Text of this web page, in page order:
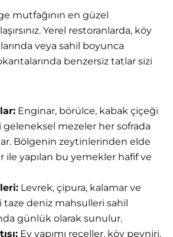
mutfağının en güzel
Yerel restoranlarda, köy
veya sahil boyunca
benzersiz tatlar sizi
Enginar, börülce, kabak çiçeği
geleneksel mezeler her sofrada
Bölgenin zeytinlerinden elde
ile yapılan bu yemekler hafif ve
Levrek, çipura, kalamar ve
deniz mahsulleri sahil
günlük olarak sunulur.
Ev yapımı reçeller, köy peyniri,